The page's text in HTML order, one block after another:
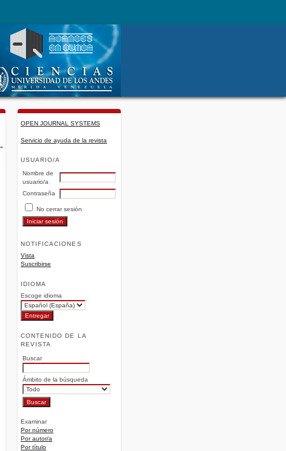
OPEN JOURNAL SYSTEMS
Servicio de ayuda de la revista
USUARIO/A
Nombre de
usuario/a
Contraseña
No cerrar sesión
NOTIFICACIONES
Vista
Suscribirse
IDIOMA
Escoge idioma
CONTENIDO DE LA
REVISTA
Buscar
Ámbito de la búsqueda
Examinar
Por número
Por autor/a
Por título